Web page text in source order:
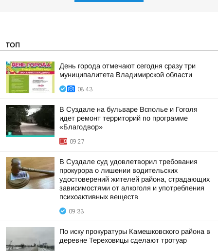
ТОП
День города отмечают сегодня сразу три
муниципалитета Владимирской области
08:43
В Суздале на бульваре Всполье и Гоголя
идет ремонт территорий по программе
«Благодвор»
09:27
В Суздале суд удовлетворил требования
прокурора о лишении водительских
удостоверений жителей района, страдающих
зависимостями от алкоголя и употребления
психоактивных веществ
09:33
По иску прокуратуры Камешковского района в
деревне Тереховицы сделают тротуар